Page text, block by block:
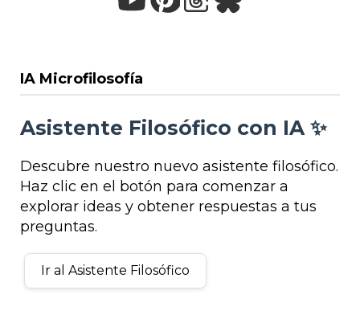
IA Microfilosofía
Asistente Filosófico con IA ✨
Descubre nuestro nuevo asistente filosófico.
Haz clic en el botón para comenzar a
explorar ideas y obtener respuestas a tus
preguntas.
Ir al Asistente Filosófico